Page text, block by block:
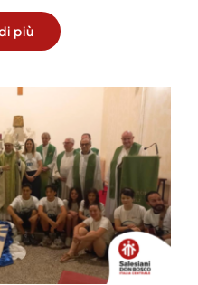
più